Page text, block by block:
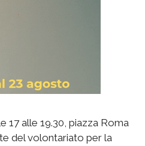
17 alle 19.30, piazza Roma
del volontariato per la